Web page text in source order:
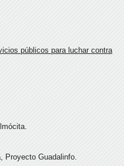
públicos para luchar contra
Proyecto Guadalinfo.